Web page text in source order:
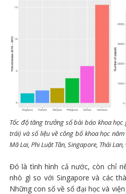
Tốc độ tăng trưởng số bài báo khoa
trái) và số liệu về công bố khoa học
Mã Lai, Phi Luật Tân, Singapore, Thái Lan,
Đó là tình hình cả nước, còn chỉ
nhò gì so với Singapore và các
Những con số về số đại học và